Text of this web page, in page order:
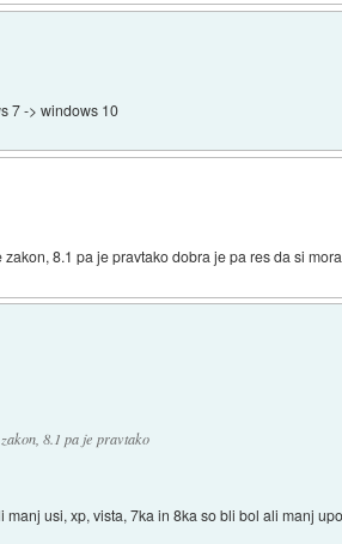
7 -> windows 10
8.1 pa je pravtako dobra je pa res da si
8.1 pa je pravtako
usi, xp, vista, 7ka in 8ka so bli bol ali manj